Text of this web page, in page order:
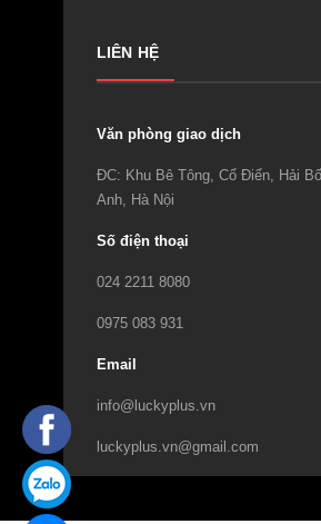
LIÊN HỆ
Văn phòng giao dịch
ĐC: Khu Bê Tông, Cổ Điển, Hải
Anh, Hà Nội
Số điện thoại
024 2211 8080
0975 083 931
Email
info@luckyplus.vn
luckyplus.vn@gmail.com